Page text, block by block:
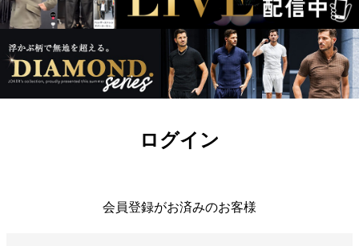
ログイン
会員登録がお済みのお客様